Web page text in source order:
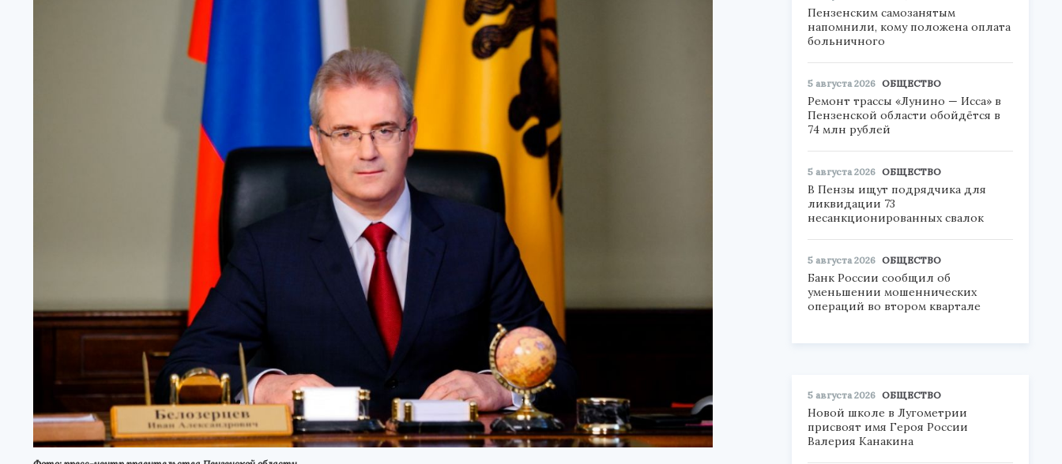
Пензенским самозанятым
напомнили, кому положена оплата
больничного
5 августа 2026 ОБЩЕСТВО
Ремонт трассы «Лунино — Исса» в
Пензенской области обойдётся в
74 млн рублей
5 августа 2026 ОБЩЕСТВО
В Пензы ищут подрядчика для
ликвидации 73
несанкционированных свалок
5 августа 2026 ОБЩЕСТВО
Банк России сообщил об
уменьшении мошеннических
операций во втором квартале
5 августа 2026 ОБЩЕСТВО
Новой школе в Лугометрии
присвоят имя Героя России
Валерия Канакина